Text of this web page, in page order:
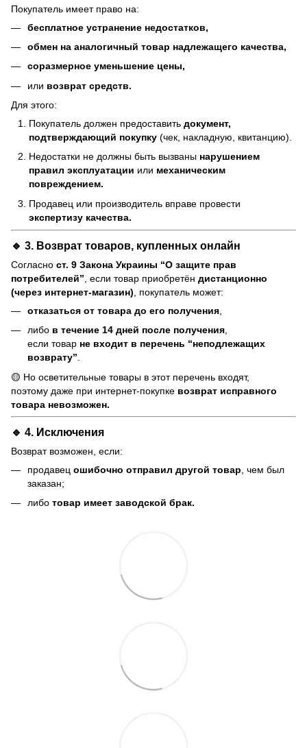
Покупатель имеет право на:
бесплатное устранение недостатков,
обмен на аналогичный товар надлежащего качества,
соразмерное уменьшение цены,
или возврат средств.
Для этого:
Покупатель должен предоставить документ,
подтверждающий покупку (чек, накладную, квитанцию).
Недостатки не должны быть вызваны нарушением
правил эксплуатации или механическим
повреждением.
Продавец или производитель вправе провести
экспертизу качества.
🔹 3. Возврат товаров, купленных онлайн
Согласно ст. 9 Закона Украины “О защите прав
потребителей” , если товар приобретён дистанционно
(через интернет-магазин) , покупатель может:
отказаться от товара до его получения
либо в течение 14 дней после получения,
если товар не входит в перечень “неподлежащих
возврату”.
🟡 Но осветительные товары в этот перечень входят,
поэтому даже при интернет-покупке возврат исправного
товара невозможен.
🔹 4. Исключения
Возврат возможен, если:
продавец ошибочно отправил другой товар , чем был
заказан;
либо товар имеет заводской брак.